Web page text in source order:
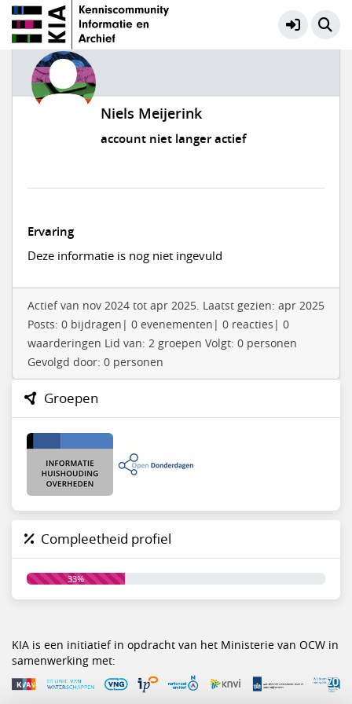
Niels Meijerink
account niet langer actief
Ervaring
Deze informatie is nog niet ingevuld
Actief van nov 2024 tot apr 2025. Laatst gezien: apr 2025
Posts: 0 bijdragen| 0 evenementen| 0 reacties| 0
waarderingen Lid van: 2 groepen Volgt: 0 personen
Gevolgd door: 0 personen
Groepen
Compleetheid profiel
33%
KIA is een initiatief in opdracht van het Ministerie van OCW in
samenwerking met: